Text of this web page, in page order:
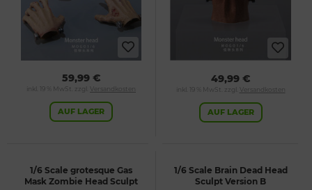
59,99 €
inkl. 19 % MwSt. zzgl. Versandkosten
AUF LAGER
49,99 €
inkl. 19 % MwSt. zzgl. Versandkosten
AUF LAGER
1/6 Scale grotesque Gas
Mask Zombie Head Sculpt
1/6 Scale Brain Dead Head
Sculpt Version B